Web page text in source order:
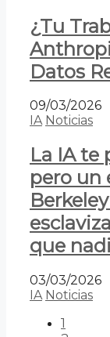
¿Tu
Datos
09/03/2026
IA Noticias
La IA te
pero un
que
03/03/2026
IA Noticias
1